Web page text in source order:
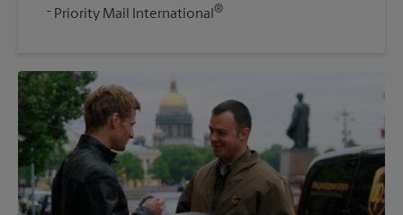
Priority Mail International®